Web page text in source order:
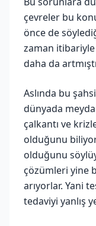
çevreler bu
önce de
zaman
daha da
Aslında bu
dünyada
çalkantı ve
olduğunu
olduğunu
çözümleri yine
arıyorlar. Yani
tedaviyi yanlış